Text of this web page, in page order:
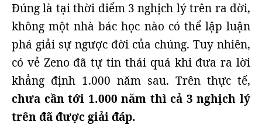
Đúng là tại thời điểm 3 nghịch lý trên ra đời,
không một nhà bác học nào có thể lập luận
phá giải sự ngược đời của chúng. Tuy nhiên,
có vẻ Zeno đã tự tin thái quá khi đưa ra lời
khẳng định 1.000 năm sau. Trên thực tế,
chưa cần tới 1.000 năm thì cả 3 nghịch lý
trên đã được giải đáp.